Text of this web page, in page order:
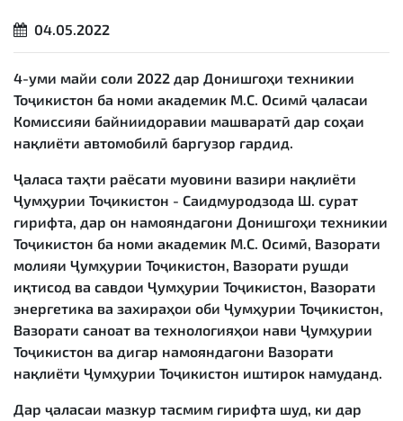
04.05.2022
4-уми майи соли 2022 дар Донишгоҳи техникии
Тоҷикистон ба номи академик М.С. Осимӣ ҷаласаи
Комиссияи байниидоравии машваратӣ дар соҳаи
нақлиёти автомобилӣ баргузор гардид.
Ҷаласа таҳти раёсати муовини вазири нақлиёти
Ҷумҳурии Тоҷикистон - Саидмуродзода Ш. сурат
гирифта, дар он намояндагони Донишгоҳи техникии
Тоҷикистон ба номи академик М.С. Осимӣ, Вазорати
молияи Ҷумҳурии Тоҷикистон, Вазорати рушди
иқтисод ва савдои Ҷумҳурии Тоҷикистон, Вазорати
энергетика ва захираҳои оби Ҷумҳурии Тоҷикистон,
Вазорати саноат ва технологияҳои нави Ҷумҳурии
Тоҷикистон ва дигар намояндагони Вазорати
нақлиёти Ҷумҳурии Тоҷикистон иштирок намуданд.
Дар ҷаласаи мазкур тасмим гирифта шуд, ки дар